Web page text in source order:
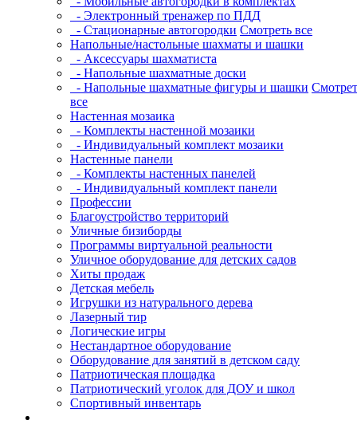
- Электронный тренажер по ПДД
- Стационарные автогородки Смотреть все
Напольные/настольные шахматы и шашки
- Аксессуары шахматиста
- Напольные шахматные доски
- Напольные шахматные фигуры и шашки
все
Настенная мозаика
- Комплекты настенной мозаики
- Индивидуальный комплект мозаики
Настенные панели
- Комплекты настенных панелей
- Индивидуальный комплект панели
Профессии
Благоустройство территорий
Уличные бизиборды
Программы виртуальной реальности
Уличное оборудование для детских садов
Хиты продаж
Детская мебель
Игрушки из натурального дерева
Лазерный тир
Логические игры
Нестандартное оборудование
Оборудование для занятий в детском саду
Патриотическая площадка
Патриотический уголок для ДОУ и школ
Спортивный инвентарь